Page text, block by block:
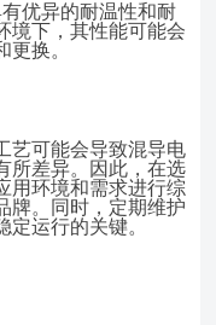
优异的耐温性和耐
境下，其性能可能会
换。
艺可能会导致混导电
所差异。因此，在选
用环境和需求进行综
牌。同时，定期维护
运行的关键。